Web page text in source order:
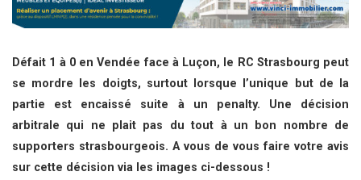
Défait 1 à 0 en Vendée face à Luçon, le RC Strasbourg peut
se mordre les doigts, surtout lorsque l’unique but de la
partie est encaissé suite à un penalty. Une décision
arbitrale qui ne plait pas du tout à un bon nombre de
supporters strasbourgeois. A vous de vous faire votre avis
sur cette décision via les images ci-dessous !